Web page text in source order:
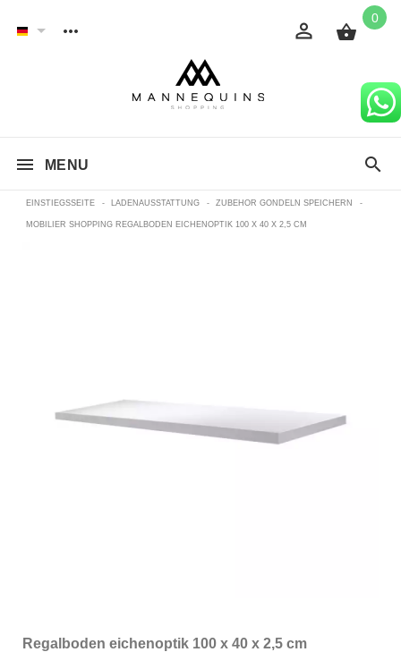
0
MENU
EINSTIEGSSEITE - LADENAUSSTATTUNG - ZUBEHOR GONDELN SPEICHERN -
MOBILIER SHOPPING REGALBODEN EICHENOPTIK 100 X 40 X 2,5 CM
Regalboden eichenoptik 100 x 40 x 2,5 cm